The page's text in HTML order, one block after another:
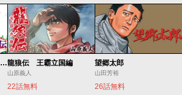
知るほど なるほど 日本すごい人伝龍狼伝 王霸立国編
山原義人
22話無料
望郷太郎
山田芳裕
26話無料